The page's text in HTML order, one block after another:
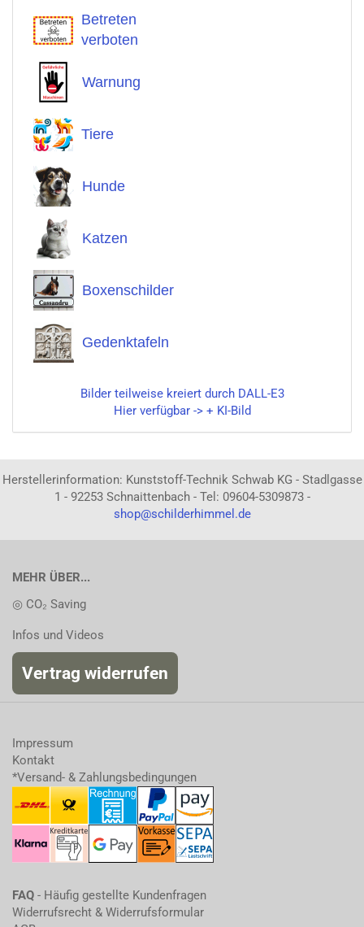
Betreten
verboten
Warnung
Tiere
Hunde
Katzen
Boxenschilder
Gedenktafeln
Bilder teilweise kreiert durch DALL-E3
Hier verfügbar -> + KI-Bild
Herstellerinformation: Kunststoff-Technik Schwab KG - Stadlgasse
1 - 92253 Schnaittenbach - Tel: 09604-5309873 -
shop@schilderhimmel.de
MEHR ÜBER...
◎ CO₂ Saving
Infos und Videos
Vertrag widerrufen
Impressum
Kontakt
*Versand- & Zahlungsbedingungen
FAQ - Häufig gestellte Kundenfragen
Widerrufsrecht & Widerrufsformular